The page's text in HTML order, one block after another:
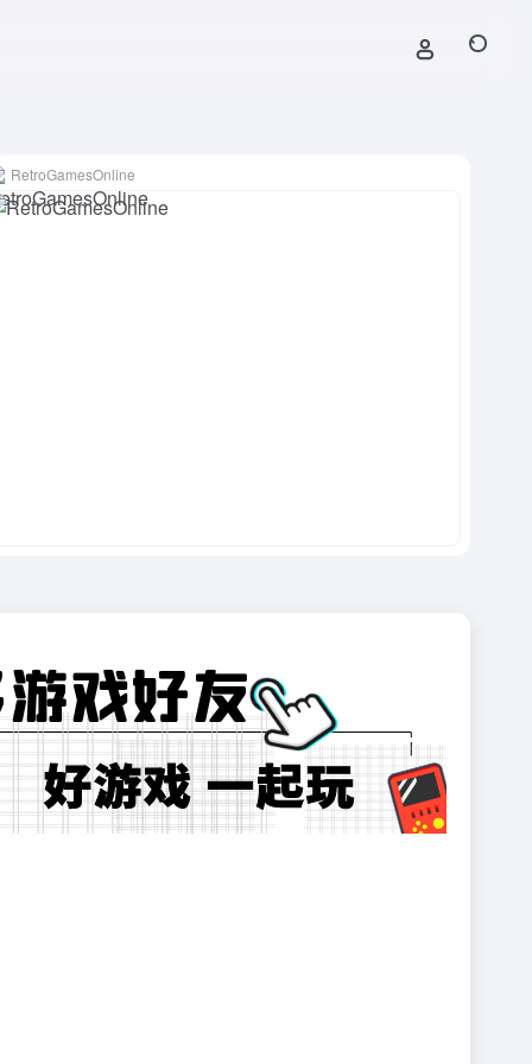
RetroGamesOnline